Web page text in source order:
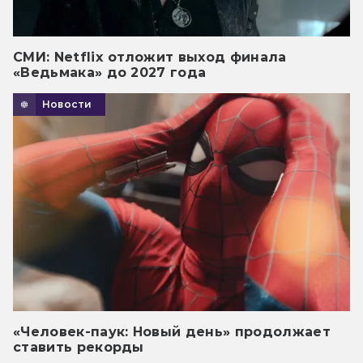
СМИ: Netflix отложит выход финала
«Ведьмака» до 2027 года
Новости
«Человек-паук: Новый день» продолжает
ставить рекорды